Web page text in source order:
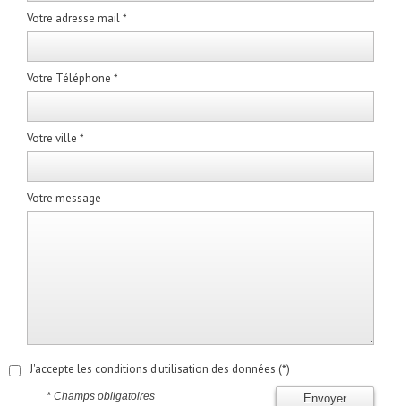
Votre adresse mail *
Votre Téléphone *
Votre ville *
Votre message
J'accepte les conditions d'utilisation des données (*)
Envoyer
* Champs obligatoires